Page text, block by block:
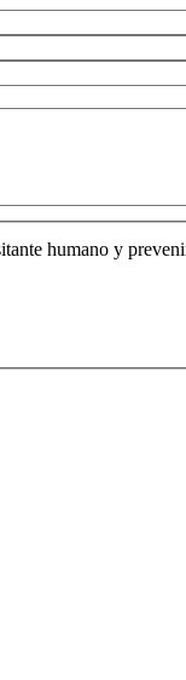
humano y